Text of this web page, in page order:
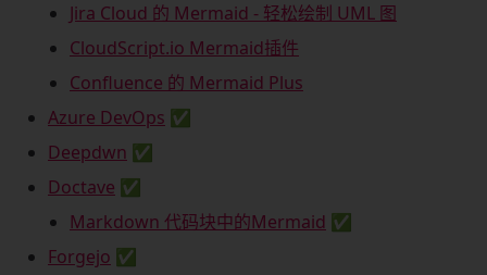
Jira Cloud 的 Mermaid - 轻松绘制 UML 图
CloudScript.io Mermaid插件
Confluence 的 Mermaid Plus
Azure DevOps ✅
Deepdwn ✅
Doctave ✅
Markdown 代码块中的Mermaid ✅
Forgejo ✅